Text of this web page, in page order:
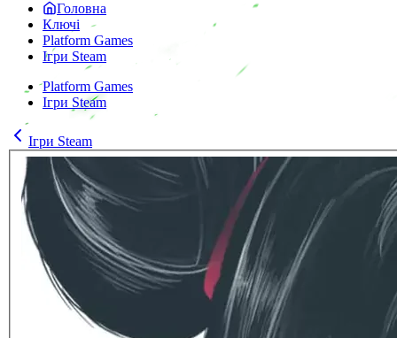
Головна
Ключі
Platform Games
Ігри Steam
Platform Games
Ігри Steam
Ігри Steam